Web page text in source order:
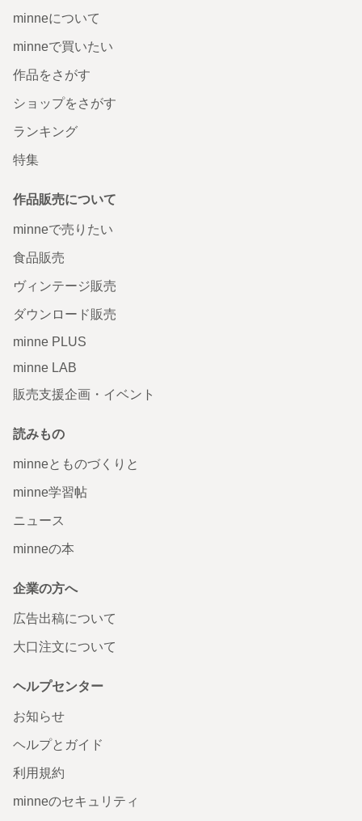
minneについて
minneで買いたい
作品をさがす
ショップをさがす
ランキング
特集
作品販売について
minneで売りたい
食品販売
ヴィンテージ販売
ダウンロード販売
minne PLUS
minne LAB
販売支援企画・イベント
読みもの
minneとものづくりと
minne学習帖
ニュース
minneの本
企業の方へ
広告出稿について
大口注文について
ヘルプセンター
お知らせ
ヘルプとガイド
利用規約
minneのセキュリティ